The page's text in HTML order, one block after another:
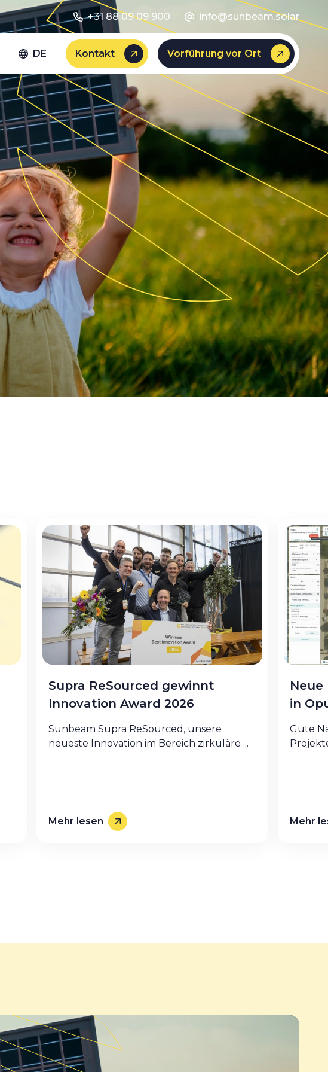
+31 88 09 09 900 info@sunbeam.solar
DE Kontakt Vorführung vor Ort
Supra ReSourced gewinnt
Innovation Award 2026
Sunbeam Supra ReSourced, unsere
neueste Innovation im Bereich zirkuläre ...
Mehr lesen
in
Gute
Mehr